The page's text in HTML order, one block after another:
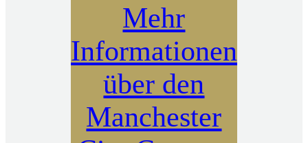
Mehr
Informationen
über den
Manchester